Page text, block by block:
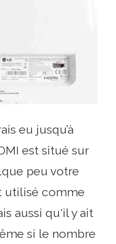
eu jusqu’à
est situé sur
peu votre
utilisé comme
aussi qu'il y ait
si le nombre